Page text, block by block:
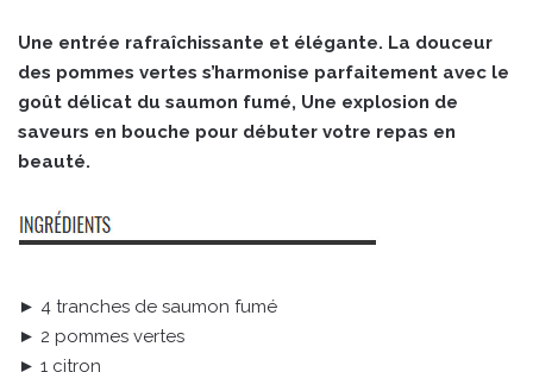
Une entrée rafraîchissante et élégante. La douceur
des pommes vertes s’harmonise parfaitement avec le
goût délicat du saumon fumé, Une explosion de
saveurs en bouche pour débuter votre repas en
beauté.
► 4 tranches de saumon fumé
► 2 pommes vertes
► 1 citron